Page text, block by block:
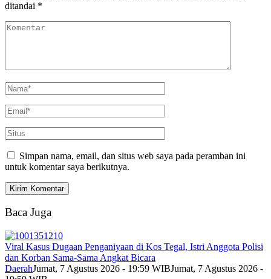
ditandai *
Simpan nama, email, dan situs web saya pada peramban ini
untuk komentar saya berikutnya.
Baca Juga
Viral Kasus Dugaan Penganiyaan di Kos Tegal, Istri Anggota Polisi
dan Korban Sama-Sama Angkat Bicara
DaerahJumat, 7 Agustus 2026 - 19:59 WIBJumat, 7 Agustus 2026 -